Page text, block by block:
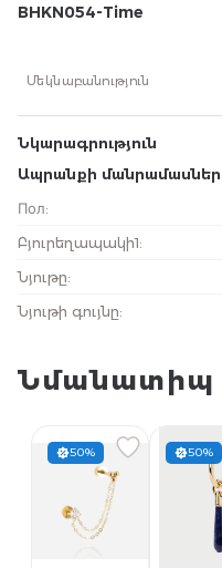
BHKN054-Time
Մեկնաբանություն
Նկարագրություն
Ապրանքի մանրամասներ
Пол:
Բյուրեղապակի1:
Նյութը:
Նյութի գույնը:
Նմանատիպ
50% 50%